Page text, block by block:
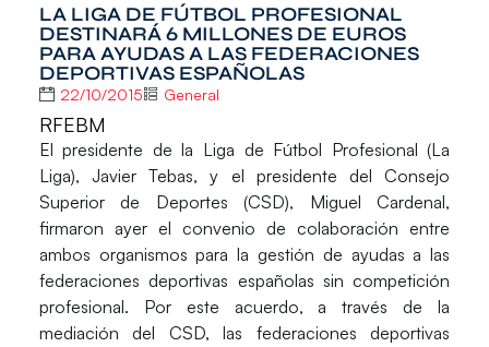
LA LIGA DE FÚTBOL PROFESIONAL
DESTINARÁ 6 MILLONES DE EUROS
PARA AYUDAS A LAS FEDERACIONES
DEPORTIVAS ESPAÑOLAS
22/10/2015 General
RFEBM
El presidente de la Liga de Fútbol Profesional (La
Liga),Javier Tebas, y el presidente delConsejo
Superior de Deportes (CSD), Miguel Cardenal,
firmaron ayer el convenio de colaboración entre
ambos organismos para la gestión de ayudas a las
federaciones deportivas españolas sin competición
profesional. Por este acuerdo, a través de la
mediación del CSD, las federaciones deportivas